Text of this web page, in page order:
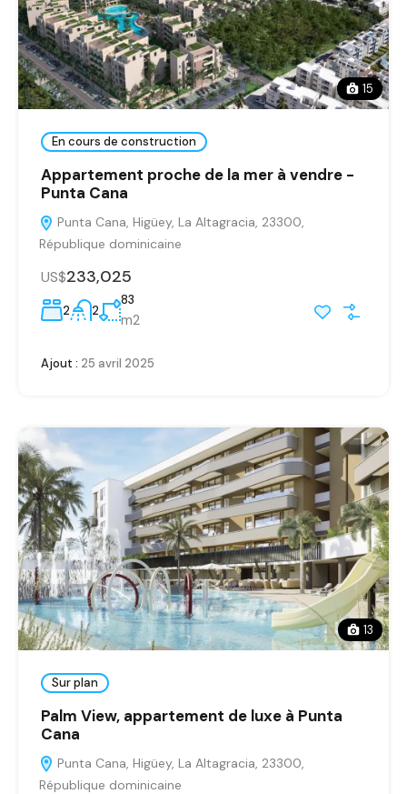
15
En cours de construction
Appartement proche de la mer à vendre -
Punta Cana
Punta Cana, Higüey, La Altagracia, 23300,
République dominicaine
US$233,025
2 2
83
m2
Ajout : 25 avril 2025
13
Sur plan
Palm View, appartement de luxe à Punta
Cana
Punta Cana, Higüey, La Altagracia, 23300,
République dominicaine